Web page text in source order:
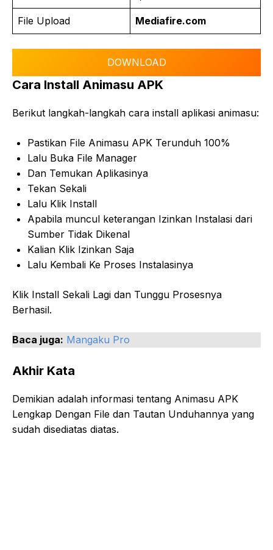
File Upload Mediafire.com
DOWNLOAD
Cara Install Animasu APK
Berikut langkah-langkah cara install aplikasi animasu:
Pastikan File Animasu APK Terunduh 100%
Lalu Buka File Manager
Dan Temukan Aplikasinya
Tekan Sekali
Lalu Klik Install
Apabila muncul keterangan Izinkan Instalasi dari
Sumber Tidak Dikenal
Kalian Klik Izinkan Saja
Lalu Kembali Ke Proses Instalasinya
Klik Install Sekali Lagi dan Tunggu Prosesnya
Berhasil.
Baca juga: Mangaku Pro
Akhir Kata
Demikian adalah informasi tentang Animasu APK
Lengkap Dengan File dan Tautan Unduhannya yang
sudah disediatas diatas.